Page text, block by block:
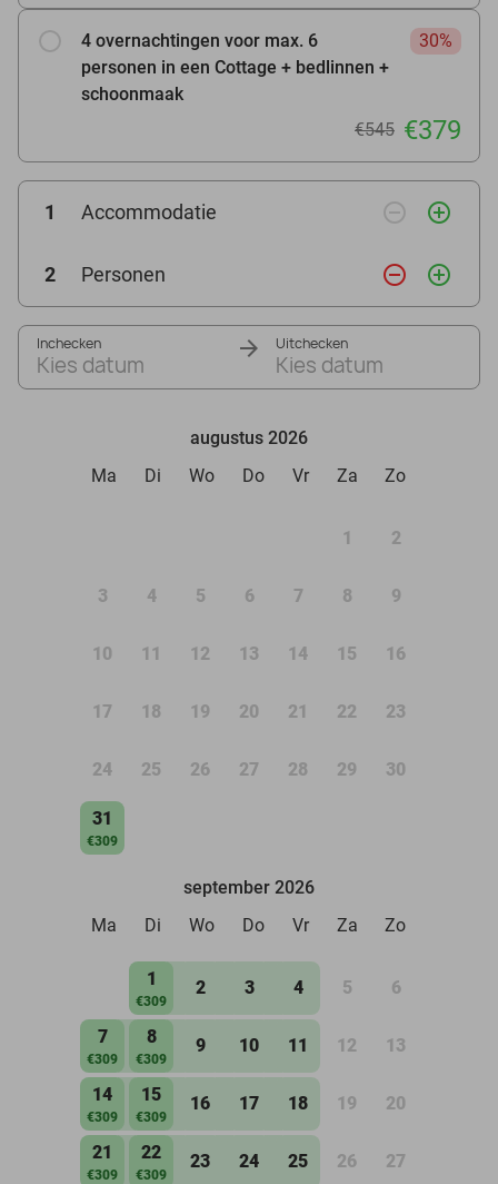
4 overnachtingen voor max. 6
personen in een Cottage + bedlinnen +
schoonmaak
30%
€545 €379
1 Accommodatie remove_circle_outline add_circle_outline
2 Personen remove_circle_outline add_circle_outline
Inchecken
Kies datum
Uitchecken
Kies datum
augustus 2026
Ma
Di Wo Do Vr Za Zo
1 2
3 4 5 6 7 8 9
10 11 12 13 14 15 16
17 18 19 20 21 22 23
24 25 26 27 28 29 30
31
€309
september 2026
Ma
Di Wo Do Vr Za Zo
1
€309
2 3 4 5 6
7
€309
8
€309
9 10 11 12 13
14
€309
15
€309
16 17 18 19 20
21
€309
22
€309
23 24 25 26 27